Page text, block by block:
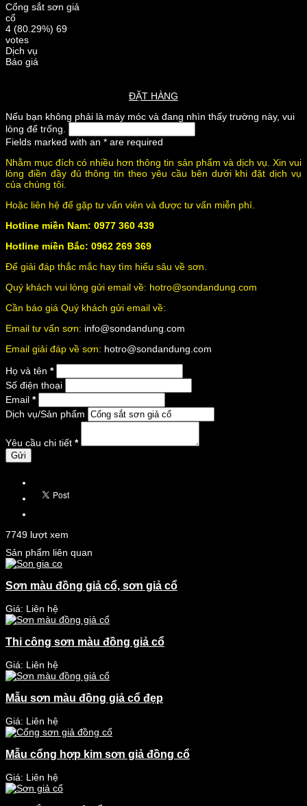
Cổng sắt sơn giả
cổ
4 (80.29%) 69
votes
Dịch vụ
Báo giá
ĐẶT HÀNG
Nếu bạn không phải là máy móc và đang nhìn thấy trường này, vui
lòng để trống.
Fields marked with an * are required
Nhằm mục đích có nhiều hơn thông tin sản phẩm và dịch vụ. Xin vui
lòng điền đầy đủ thông tin theo yêu cầu bên dưới khi đặt dịch vụ
của chúng tôi.
Hoặc liên hệ để gặp tư vấn viên và được tư vấn miễn phí.
Hotline miền Nam: 0977 360 439
Hotline miền Bắc: 0962 269 369
Để giải đáp thắc mắc hay tìm hiểu sâu về sơn.
Quý khách vui lòng gửi email về: hotro@sondandung.com
Cần báo giá Quý khách gửi email về:
Email tư vấn sơn: info@sondandung.com
Email giải đáp về sơn: hotro@sondandung.com
Họ và tên *
Số điện thoại
Email *
Dịch vụ/Sản phẩm
Yêu cầu chi tiết *
7749 lượt xem
Sản phẩm liên quan
Sơn màu đồng giả cổ, sơn giả cổ
Giá: Liên hệ
Thi công sơn màu đồng giả cổ
Giá: Liên hệ
Mẫu sơn màu đồng giả cổ đẹp
Giá: Liên hệ
Mẫu cổng hợp kim sơn giả đồng cổ
Giá: Liên hệ